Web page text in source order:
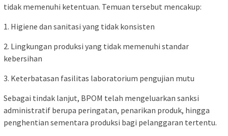
tidak memenuhi ketentuan. Temuan tersebut mencakup:
1. Higiene dan sanitasi yang tidak konsisten
2. Lingkungan produksi yang tidak memenuhi standar
kebersihan
3. Keterbatasan fasilitas laboratorium pengujian mutu
Sebagai tindak lanjut, BPOM telah mengeluarkan sanksi
administratif berupa peringatan, penarikan produk, hingga
penghentian sementara produksi bagi pelanggaran tertentu.